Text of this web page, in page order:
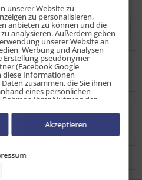
und diskutieren...mehr
angesehen
unserer Website zu
zu personalisieren,
anbieten zu können und die
analysieren. Außerdem geben
unserer Website an
Werbung und Analysen
Erstellung pseudonymer
(Facebook Google
diese Informationen
zusammen, die Sie ihnen
eines persönlichen
Rahmen Ihrer Nutzung der
Nutzungsdaten anderer
von Cookies und Pixeln
indem Sie auf den
klicken und dort die
durch unsere Partner:
Informationen auf einem Endgerät
Akzeptieren